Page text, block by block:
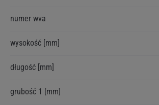
numer wva
wysokość [mm]
długość [mm]
grubość 1 [mm]